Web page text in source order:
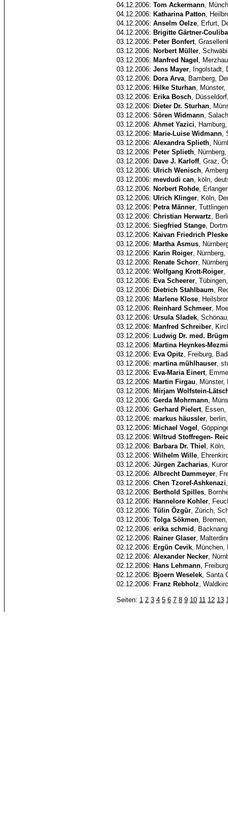
04.12.2006: Tom Ackermann ,
04.12.2006: Katharina Patton ,
04.12.2006: Anselm Oelze , Erfurt,
04.12.2006: Brigitte Gärtner-
03.12.2006: Peter Bonfert,
03.12.2006: Norbert Müller ,
03.12.2006: Manfred Nagel
,
03.12.2006: Jens Mayer , Ingolstadt,
03.12.2006: Dora Arva , Bamberg,
03.12.2006: Hilke Sturhan ,
03.12.2006: Erika Bosch ,
03.12.2006: Dieter Dr. Sturhan ,
03.12.2006: Sören Widmann ,
03.12.2006: Ahmet Yazici ,
03.12.2006: Marie-Luise Widmann
03.12.2006: Alexandra Splieth ,
03.12.2006: Peter Splieth ,
03.12.2006: Dave J. Karloff, Graz,
03.12.2006: Ulrich Wenisch ,
03.12.2006: mevdudi can , köln,
03.12.2006: Norbert Rohde ,
03.12.2006: Ulrich Klinger , Köln,
03.12.2006: Petra Männer ,
03.12.2006: Christian Herwartz ,
03.12.2006: Siegfried Stange ,
03.12.2006: Kaivan Friedrich
03.12.2006: Martha Asmus ,
03.12.2006: Karin Roiger ,
03.12.2006: Renate Schorr ,
03.12.2006: Wolfgang Krott-Roiger
03.12.2006: Eva Scheerer ,
03.12.2006: Dietrich Stahlbaum ,
03.12.2006: Marlene Klose ,
03.12.2006: Reinhard Schmeer ,
03.12.2006: Ursula Sladek ,
03.12.2006: Manfred Schreiber ,
03.12.2006: Ludwig Dr. med.
03.12.2006: Martina Heynkes-
03.12.2006: Eva Opitz , Freiburg,
03.12.2006: martina mühlhauser ,
03.12.2006: Eva-Maria Einert,
03.12.2006: Martin Firgau ,
03.12.2006: Mirjam Wolfstein-
03.12.2006: Gerda Mohrmann ,
03.12.2006: Gerhard Pielert, Essen,
03.12.2006: markus häussler ,
03.12.2006: Michael Vogel
,
03.12.2006: Wiltrud Stoffregen-
03.12.2006: Barbara Dr. Thiel
,
03.12.2006: Wilhelm Wille ,
03.12.2006: Jürgen Zacharias ,
03.12.2006: Albrecht Dammeyer ,
03.12.2006: Chen Tzoref-Ashkenazi
03.12.2006: Berthold Spilles ,
03.12.2006: Hannelore Kohler ,
03.12.2006: Tülin Özgür , Zürich,
03.12.2006: Tolga Sökmen ,
02.12.2006: erika schmid
,
02.12.2006: Rainer Glaser ,
02.12.2006: Ergün Cevik ,
02.12.2006: Alexander Necker ,
02.12.2006: Hans Lehmann ,
02.12.2006: Bjoern Weselek , Santa
02.12.2006: Franz Rebholz ,
Seiten: 1 2 3 4 5 6 7 8 9 10 11 12 13